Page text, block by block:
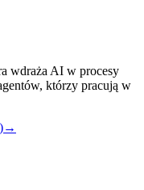
wdraża AI w procesy
którzy pracują w
→